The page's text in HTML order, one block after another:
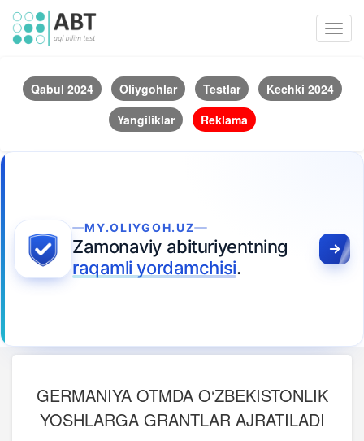
Qabul 2024 Oliygohlar Testlar
Kechki 2024
Yangiliklar
Reklama
MY.OLIYGOH.UZ
Zamonaviy abituriyentning
raqamli yordamchisi.
GERMANIYA OTMDA O‘ZBEKISTONLIK
YOSHLARGA GRANTLAR AJRATILADI